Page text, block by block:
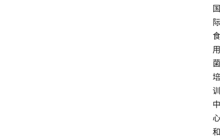
国
际
食
用
菌
培
训
中
心
和